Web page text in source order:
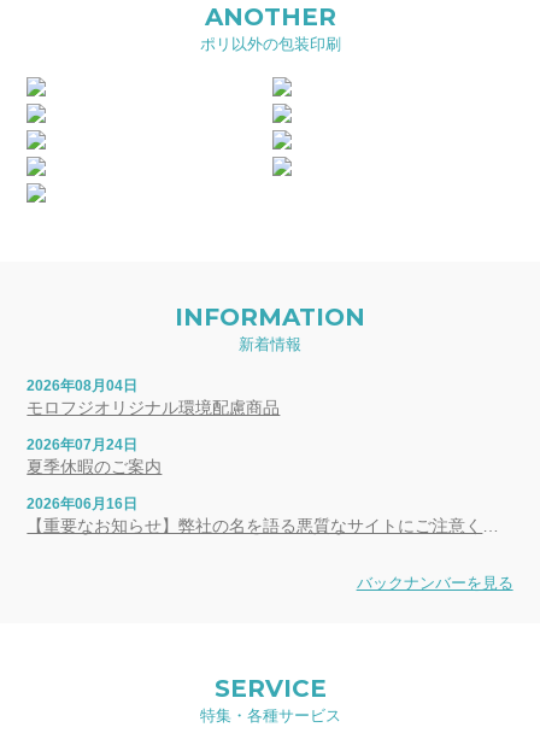
ANOTHER
ポリ以外の包装印刷
INFORMATION
新着情報
2026年08月04日
モロフジオリジナル環境配慮商品
2026年07月24日
夏季休暇のご案内
2026年06月16日
【重要なお知らせ】弊社の名を語る悪質なサイトにご注意ください
バックナンバーを見る
SERVICE
特集・各種サービス